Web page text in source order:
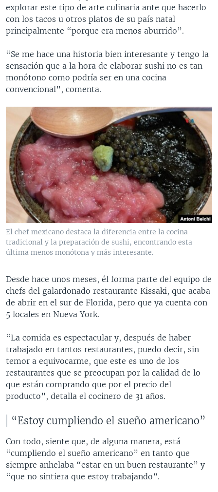
explorar este tipo de arte culinaria ante que hacerlo
con los tacos u otros platos de su país natal
principalmente “porque era menos aburrido”.
“Se me hace una historia bien interesante y tengo la
sensación que a la hora de elaborar sushi no es tan
monótono como podría ser en una cocina
convencional”, comenta.
El chef mexicano destaca la diferencia entre la cocina
tradicional y la preparación de sushi, encontrando esta
última menos monótona y más interesante.
Desde hace unos meses, él forma parte del equipo de
chefs del galardonado restaurante Kissaki, que acaba
de abrir en el sur de Florida, pero que ya cuenta con
5 locales en Nueva York.
“La comida es espectacular y, después de haber
trabajado en tantos restaurantes, puedo decir, sin
temor a equivocarme, que este es uno de los
restaurantes que se preocupan por la calidad de lo
que están comprando que por el precio del
producto”, detalla el cocinero de 31 años.
“Estoy cumpliendo el sueño americano”
Con todo, siente que, de alguna manera, está
“cumpliendo el sueño americano” en tanto que
siempre anhelaba “estar en un buen restaurante” y
“que no sintiera que estoy trabajando”.